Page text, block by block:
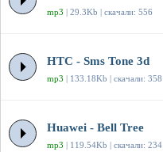
mp3 | 29.3Kb | скачали: 556
HTC - Sms Tone 3d
mp3 | 133.18Kb | скачали: 358
Huawei - Bell Tree
mp3 | 119.54Kb | скачали: 234